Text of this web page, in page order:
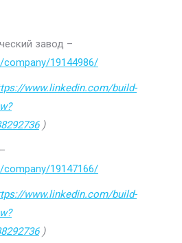
завод –
company/19144986/
www.linkedin.com/build-
)
company/19147166/
www.linkedin.com/build-
)